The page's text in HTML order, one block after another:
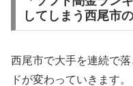
してしまう西尾市
西尾市で大手を連続で
ドが変わっていきます